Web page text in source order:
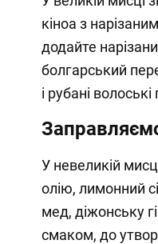
кіноа з
додайте
болгарський
і рубані волоські
У невеликій
олію, лимонний
мед, діжонську
смаком, до